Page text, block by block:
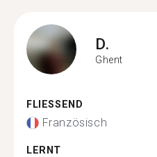
D.
Ghent
FLIESSEND
Französisch
LERNT